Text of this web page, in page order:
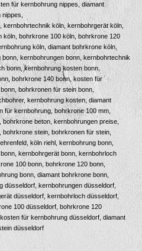
für kernbohrung nippes, diamant
kernbohrtechnik köln, kernbohrgerät köln,
bohrkrone 100 köln, bohrkrone 120
köln, diamant bohrkrone köln,
kernbohrungen bonn, kernbohrtechnik
bonn, kernbohrung kosten bonn,
bohrkrone 140 bonn, kosten für
bohrkronen für stein bonn,
kernbohrung kosten, diamant
für kernbohrung, bohrkrone 100 mm,
beton, kernbohrungen preise,
stein, bohrkronen für stein,
köln riehl, kernbohrung bonn,
kernbohrgerät bonn, kernbohrloch
100 bonn, bohrkrone 120 bonn,
bonn, diamant bohrkrone bonn,
düsseldorf, kernbohrungen düsseldorf,
düsseldorf, kernbohrloch düsseldorf,
100 düsseldorf, bohrkrone 120
für kernbohrung düsseldorf, diamant
düsseldorf